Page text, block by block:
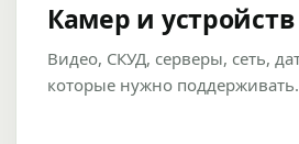
Камер и устройств
Видео, СКУД, серверы, сеть,
которые нужно поддерживать.